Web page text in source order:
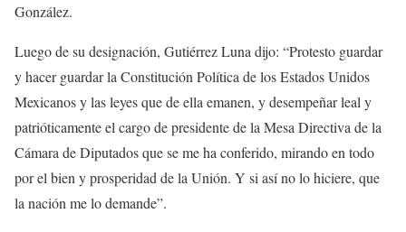
González.
Luego de su designación, Gutiérrez Luna dijo: “Protesto guardar
y hacer guardar la Constitución Política de los Estados Unidos
Mexicanos y las leyes que de ella emanen, y desempeñar leal y
patrióticamente el cargo de presidente de la Mesa Directiva de la
Cámara de Diputados que se me ha conferido, mirando en todo
por el bien y prosperidad de la Unión. Y si así no lo hiciere, que
la nación me lo demande”.